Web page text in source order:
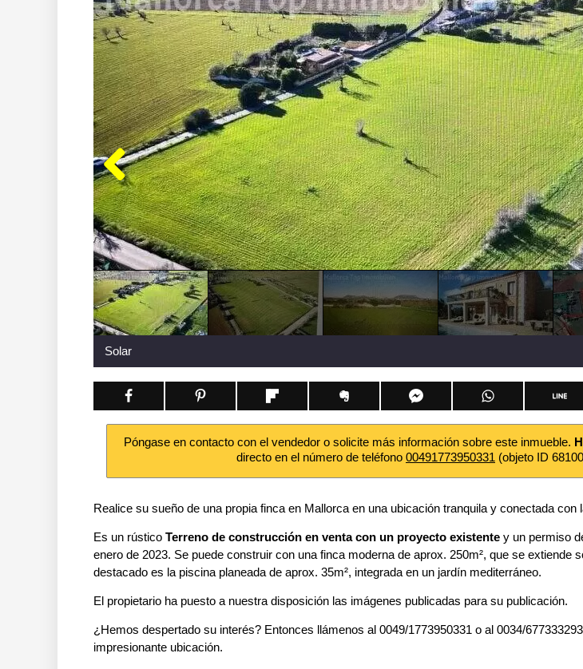
Solar
Póngase en contacto con el vendedor o solicite más información sobre este inmueble.
directo en el número de teléfono 00491773950331 (objeto ID
Realice su sueño de una propia finca en Mallorca en una ubicación tranquila y conectada con
Es un rústico Terreno de construcción en venta con un proyecto existente y un permiso
enero de 2023. Se puede construir con una finca moderna de aprox. 250m², que se extiende
destacado es la piscina planeada de aprox. 35m², integrada en un jardín mediterráneo.
El propietario ha puesto a nuestra disposición las imágenes publicadas para su publicación.
¿Hemos despertado su interés? Entonces llámenos al 0049/1773950331 o al 0034/
impresionante ubicación.